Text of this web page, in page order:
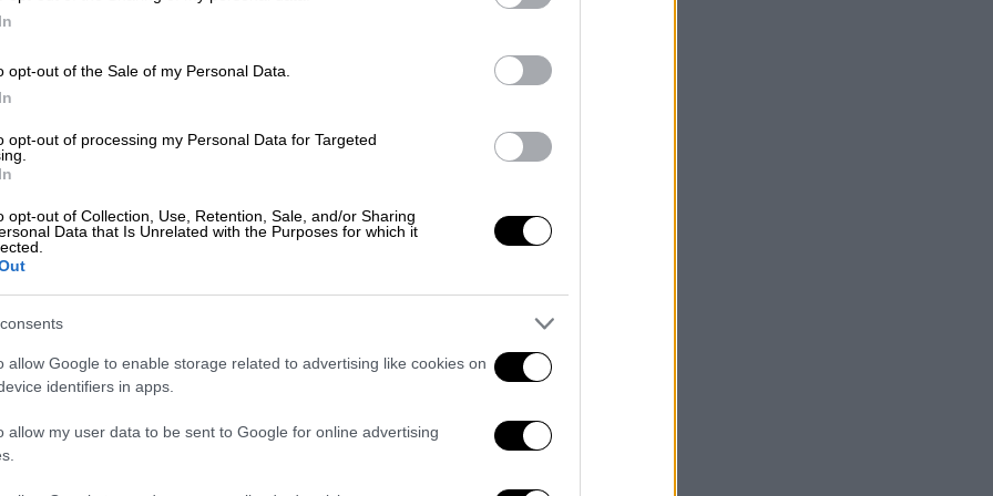
opt-out of the Sale of my Personal Data.
opt-out of processing my Personal Data for Targeted
opt-out of Collection, Use, Retention, Sale, and/or Sharing
Data that Is Unrelated with the Purposes for which it
allow Google to enable storage related to advertising like cookies on
identifiers in apps.
allow my user data to be sent to Google for online advertising
Συγκέντρωση αλληλεγγύης υπέρ
πελάτες από το μαγαζί, ανέβασε
των 500 ευρώ στο χέρι και είπε: «Λοιπόν
ποτέ όσα χρόνια δουλεύω
και να αφήσει 500 ευρώ τυχερά.
δεν θα κοιμηθώ σήμερα. Δεν υπάρχει
τα παιδιά που δουλεύουμε εδώ, μετά από
είπε οΓιώργοςστο βίντεο.